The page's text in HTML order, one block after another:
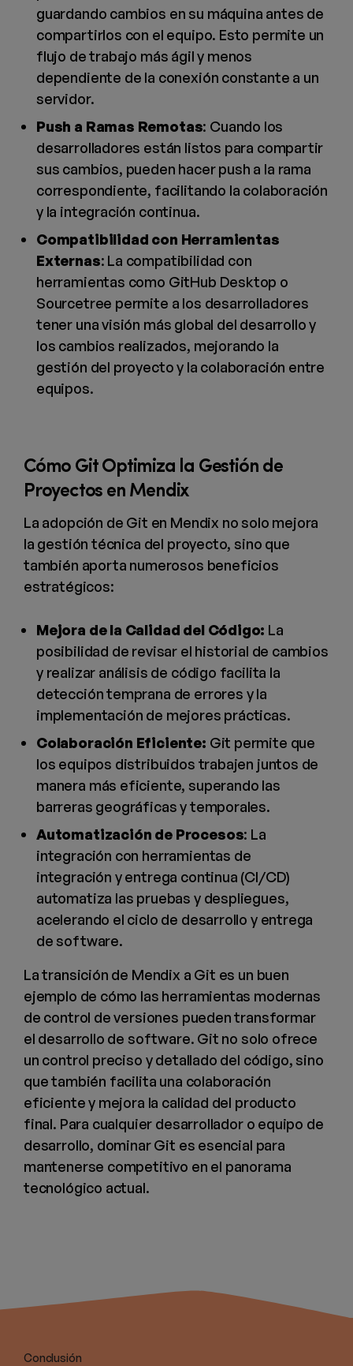
guardando cambios en su máquina antes de
compartirlos con el equipo. Esto permite un
flujo de trabajo más ágil y menos
dependiente de la conexión constante a un
servidor.
Push a Ramas Remotas: Cuando los
desarrolladores están listos para compartir
sus cambios, pueden hacer push a la rama
correspondiente, facilitando la colaboración
y la integración continua.
Compatibilidad con Herramientas
Externas: La compatibilidad con
herramientas como GitHub Desktop o
Sourcetree permite a los desarrolladores
tener una visión más global del desarrollo y
los cambios realizados, mejorando la
gestión del proyecto y la colaboración entre
equipos.
Cómo Git Optimiza la Gestión de
Proyectos en Mendix
La adopción de Git en Mendix no solo mejora
la gestión técnica del proyecto, sino que
también aporta numerosos beneficios
estratégicos:
Mejora de la Calidad del Código: La
posibilidad de revisar el historial de cambios
y realizar análisis de código facilita la
detección temprana de errores y la
implementación de mejores prácticas.
Colaboración Eficiente: Git permite que
los equipos distribuidos trabajen juntos de
manera más eficiente, superando las
barreras geográficas y temporales.
Automatización de Procesos: La
integración con herramientas de
integración y entrega continua (CI/CD)
automatiza las pruebas y despliegues,
acelerando el ciclo de desarrollo y entrega
de software.
La transición de Mendix a Git es un buen
ejemplo de cómo las herramientas modernas
de control de versiones pueden transformar
el desarrollo de software. Git no solo ofrece
un control preciso y detallado del código, sino
que también facilita una colaboración
eficiente y mejora la calidad del producto
final. Para cualquier desarrollador o equipo de
desarrollo, dominar Git es esencial para
mantenerse competitivo en el panorama
tecnológico actual.
Conclusión